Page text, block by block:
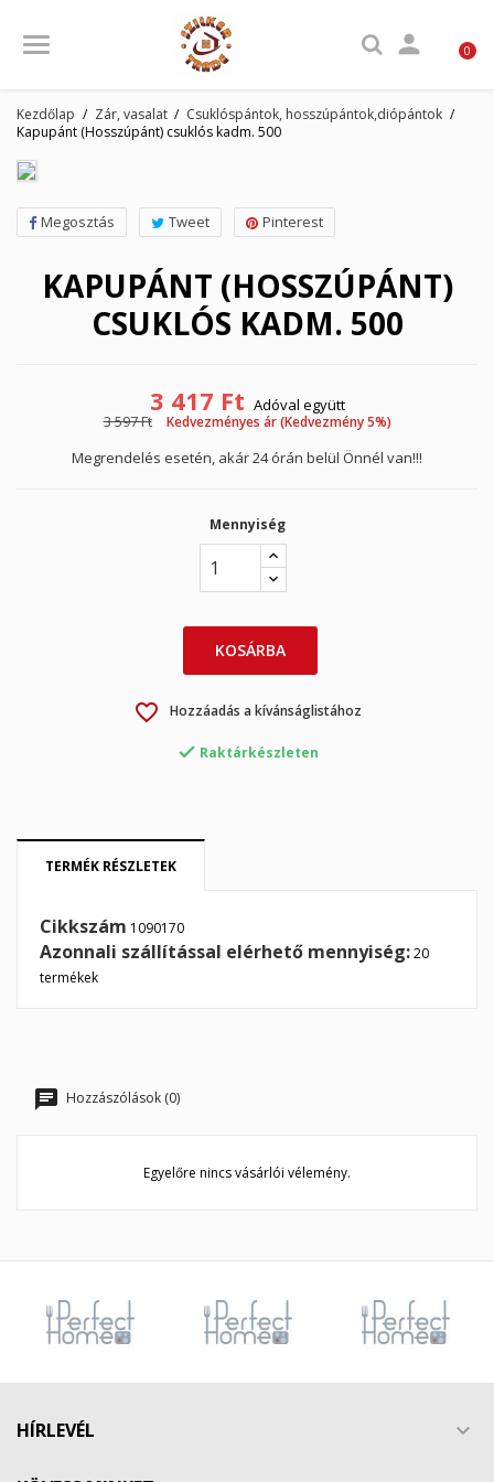
 0
Kezdőlap Zár, vasalat
Csuklóspántok, hosszúpántok,diópántok
Kapupánt (Hosszúpánt) csuklós kadm. 500
Megosztás Tweet Pinterest
KAPUPÁNT (HOSSZÚPÁNT)
CSUKLÓS KADM. 500
3 417 Ft Adóval együtt
3 597 Ft
Kedvezményes ár (Kedvezmény 5%)
Megrendelés esetén, akár 24 órán belül Önnél van!!!
Mennyiség
KOSÁRBA
favorite_border Hozzáadás a kívánságlistához
 Raktárkészleten
TERMÉK RÉSZLETEK
Cikkszám 1090170
Azonnali szállítással elérhető mennyiség:20
termékek
Hozzászólások (0)
Egyelőre nincs vásárlói vélemény.
HÍRLEVÉL 
add_circle_outline Create new list